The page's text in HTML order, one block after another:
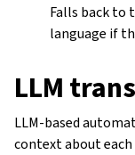
Falls back to
language if
LLM
LLM-based
context about